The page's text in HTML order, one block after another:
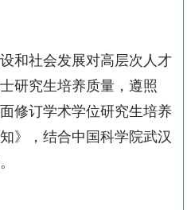
社会发展对高层次人才
研究生培养质量，遵照
修订学术学位研究生培养
》，结合中国科学院武汉